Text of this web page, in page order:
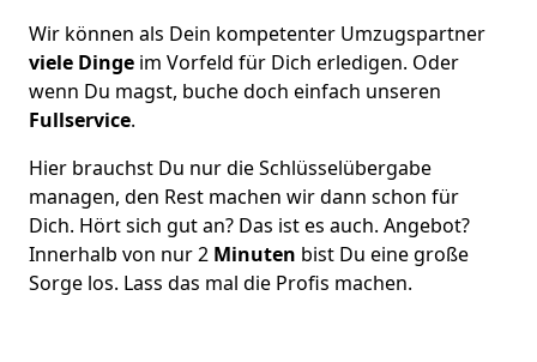
Wir können als Dein kompetenter Umzugspartner
viele Dinge im Vorfeld für Dich erledigen. Oder
wenn Du magst, buche doch einfach unseren
Fullservice.
Hier brauchst Du nur die Schlüsselübergabe
managen, den Rest machen wir dann schon für
Dich. Hört sich gut an? Das ist es auch. Angebot?
Innerhalb von nur 2 Minuten bist Du eine große
Sorge los. Lass das mal die Profis machen.